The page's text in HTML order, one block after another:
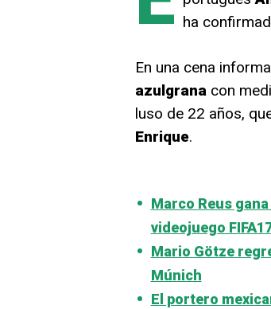
ha
En una cena
azulgranacon
luso de 22 años,
Enrique.
Marco Reus
videojuego
Mario Götze
Múnich
El portero